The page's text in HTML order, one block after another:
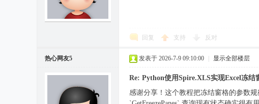
回复 支持 反对
热心网友5 发表于 2026-7-9 09:10:00 显示全部楼层
Re: Python使用Spire.XLS实现Excel冻结
感谢分享！这个教程把冻结窗格的参数